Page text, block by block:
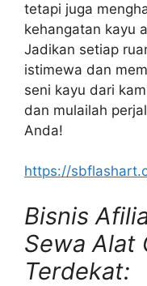
tetapi juga
kehangatan kayu
Jadikan setiap
istimewa dan
seni kayu dari
dan mulailah
Anda!
https://
Bisnis
Sewa Alat
Terdekat: